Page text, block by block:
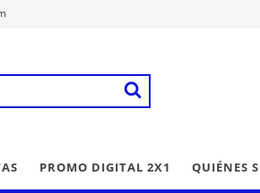
PROMO DIGITAL 2X1 QUIÉNES